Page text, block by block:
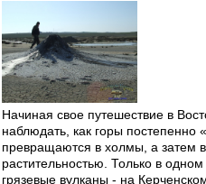
Начиная свое путешествие в
наблюдать, как горы постепенно
превращаются в холмы, а затем
растительностью. Только в
грязевые вулканы - на